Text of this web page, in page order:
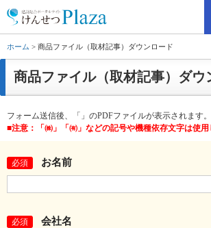
ホーム > 商品ファイル（取材記事）ダウンロード
商品ファイル（取材記事）ダウ
フォーム送信後、「」のPDFファイルが表示されます。
■注意：「㈱」「㈲」などの記号や機種依存文字は使用
必須 お名前
必須 会社名